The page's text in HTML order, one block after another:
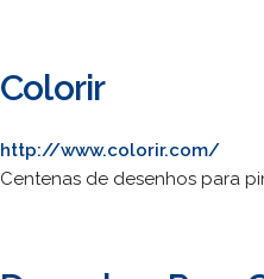
Colorir
http://www.colorir.com/
Centenas de desenhos para